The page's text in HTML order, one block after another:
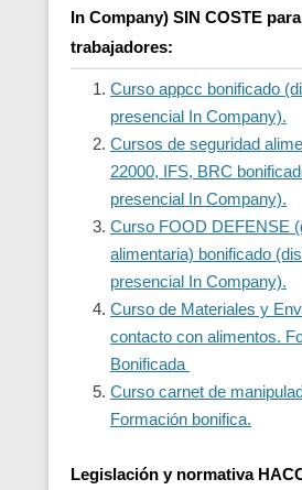
In Company) SIN COSTE
trabajadores:
Curso appcc bonificado
presencial In Company).
Cursos de seguridad
22000, IFS, BRC
presencial In Company).
Curso FOOD DEFENSE
alimentaria) bonificado
presencial In Company).
Curso de Materiales y
contacto con alimentos.
Bonificada
Curso carnet de
Formación bonifica.
Legislación y normativa